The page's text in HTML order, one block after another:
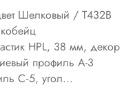
Шелковый / Т432В
HPL, 38 мм, декор
профиль А-3
С - 5, угол...